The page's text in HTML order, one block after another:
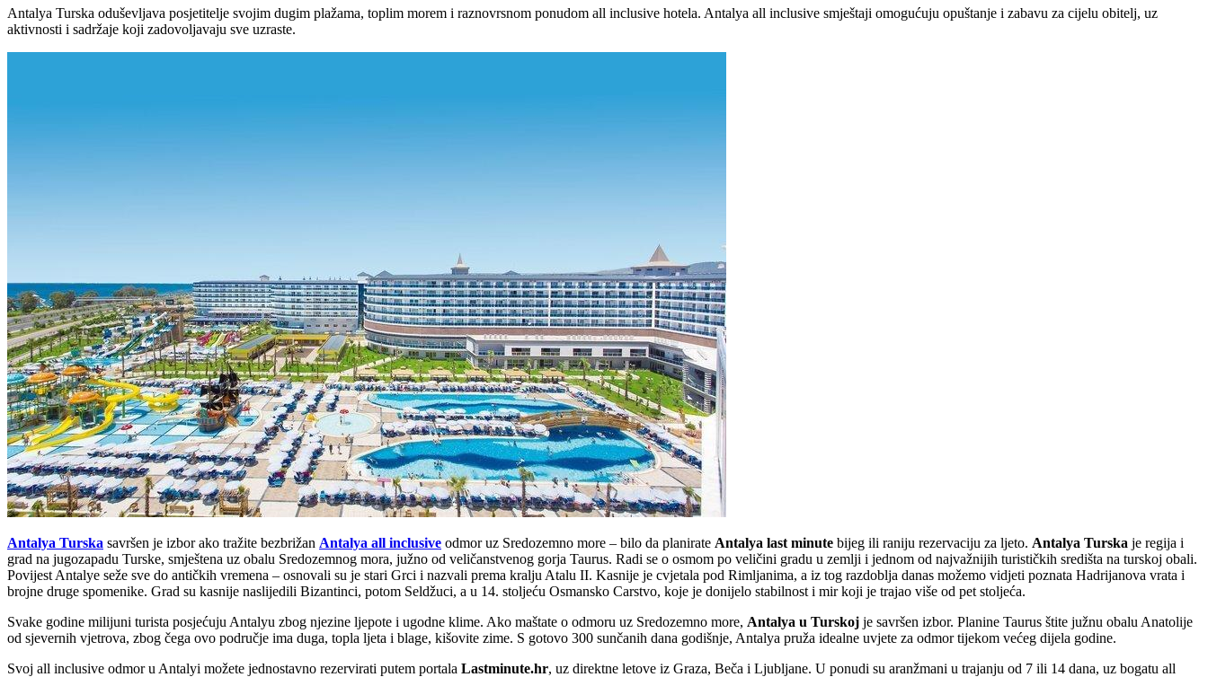
Antalya Turska oduševljava posjetitelje svojim dugim plažama, toplim morem i raznovrsnom ponudom all inclusive hotela. Antalya all inclusive smještaji omogućuju opuštanje i zabavu za cijelu obitelj, uz
aktivnosti i sadržaje koji zadovoljavaju sve uzraste.
Antalya Turska savršen je izbor ako tražite bezbrižan Antalya all inclusive odmor uz Sredozemno more – bilo da planirate Antalya last minute bijeg ili raniju rezervaciju za ljeto. Antalya Turska je regija i
grad na jugozapadu Turske, smještena uz obalu Sredozemnog mora, južno od veličanstvenog gorja Taurus. Radi se o osmom po veličini gradu u zemlji i jednom od najvažnijih turističkih središta na turskoj obali.
Povijest Antalye seže sve do antičkih vremena – osnovali su je stari Grci i nazvali prema kralju Atalu II. Kasnije je cvjetala pod Rimljanima, a iz tog razdoblja danas možemo vidjeti poznata Hadrijanova vrata i
brojne druge spomenike. Grad su kasnije naslijedili Bizantinci, potom Seldžuci, a u 14. stoljeću Osmansko Carstvo, koje je donijelo stabilnost i mir koji je trajao više od pet stoljeća.
Svake godine milijuni turista posjećuju Antalyu zbog njezine ljepote i ugodne klime. Ako maštate o odmoru uz Sredozemno more, Antalya u Turskoj je savršen izbor. Planine Taurus štite južnu obalu Anatolije
od sjevernih vjetrova, zbog čega ovo područje ima duga, topla ljeta i blage, kišovite zime. S gotovo 300 sunčanih dana godišnje, Antalya pruža idealne uvjete za odmor tijekom većeg dijela godine.
Svoj all inclusive odmor u Antalyi možete jednostavno rezervirati putem portala Lastminute.hr, uz direktne letove iz Graza, Beča i Ljubljane. U ponudi su aranžmani u trajanju od 7 ili 14 dana, uz bogatu all